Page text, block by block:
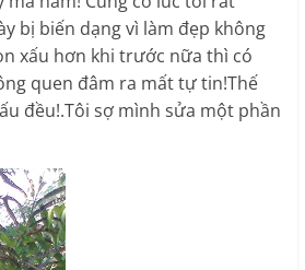
bị biến dạng vì làm đẹp không
xấu hơn khi trước nữa thì có
quen đâm ra mất tự tin!Thế
đều!.Tôi sợ mình sửa một phần